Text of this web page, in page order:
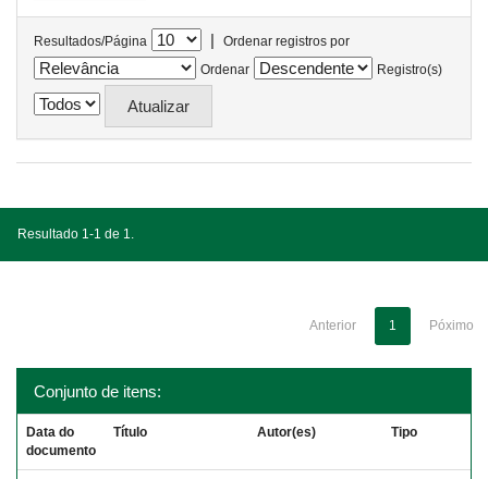
Resultados/Página |
Ordenar registros por
Ordenar
Registro(s)
Resultado 1-1 de 1.
Anterior 1 Póximo
Conjunto de itens:
Data do
documento
Título Autor(es) Tipo